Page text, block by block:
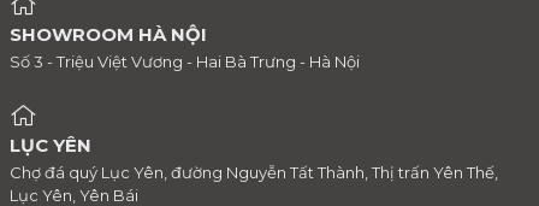
SHOWROOM HÀ NỘI
Số 3 - Triệu Việt Vương - Hai Bà Trưng - Hà Nội
LỤC YÊN
Chợ đá quý Lục Yên, đường Nguyễn Tất Thành, Thị trấn Yên Thế,
Lục Yên, Yên Bái